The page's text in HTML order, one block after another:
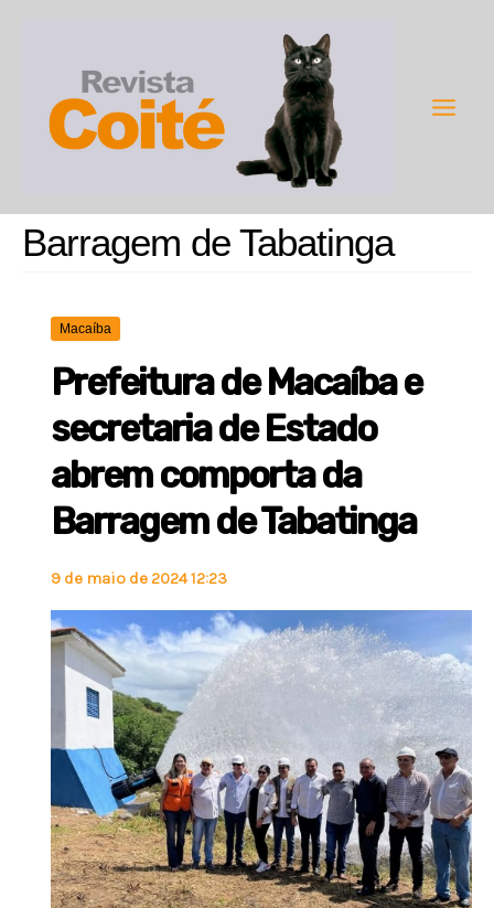
conteúdo
Barragem de Tabatinga
Macaíba
Prefeitura de Macaíba e
secretaria de Estado
abrem comporta da
Barragem de Tabatinga
9 de maio de 2024 12:23